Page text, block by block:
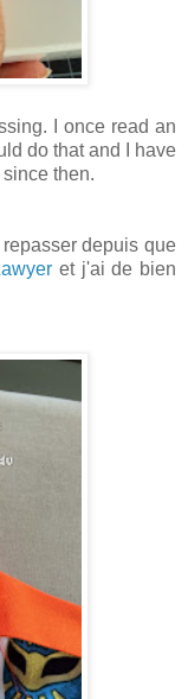
I once read an
do that and I have
then.
depuis que
et j'ai de bien